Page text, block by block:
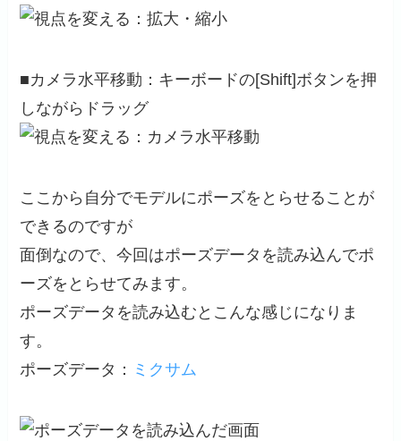
■カメラ水平移動：キーボードの[Shift]ボタンを押
しながらドラッグ
ここから自分でモデルにポーズをとらせることが
できるのですが
面倒なので、今回はポーズデータを読み込んでポ
ーズをとらせてみます。
ポーズデータを読み込むとこんな感じになりま
す。
ポーズデータ： ミクサム